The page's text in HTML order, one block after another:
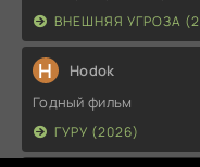
ВНЕШНЯЯ УГРОЗА
H Hodok
Годный фильм
ГУРУ (2026)